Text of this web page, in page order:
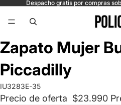
Despacho gratis por compras
Abrir
imagen
a
pantalla
completa
Abrir
imagen
a
pantalla
completa
Abrir
imagen
a
pantalla
completa
Abrir
imagen
a
pantalla
completa
Zapato Mujer
Piccadilly
IU3283E-35
Precio de oferta $23.990